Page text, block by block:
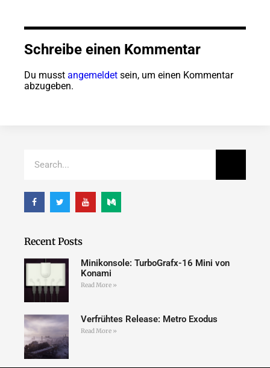
Schreibe einen Kommentar
Du musst angemeldet sein, um einen Kommentar
abzugeben.
Recent Posts
Minikonsole: TurboGrafx-16 Mini von
Konami
Read More »
Verfrühtes Release: Metro Exodus
Read More »